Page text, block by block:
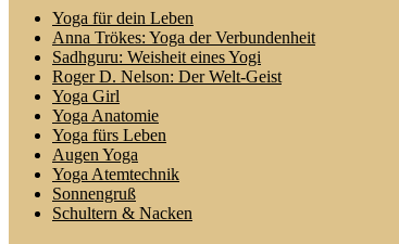
Yoga für dein Leben
Anna Trökes: Yoga der Verbundenheit
Sadhguru: Weisheit eines Yogi
Roger D. Nelson: Der Welt-Geist
Yoga Girl
Yoga Anatomie
Yoga fürs Leben
Augen Yoga
Yoga Atemtechnik
Sonnengruß
Schultern & Nacken